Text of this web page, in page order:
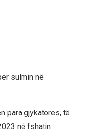
sulmin në
para gjykatores, të
në fshatin